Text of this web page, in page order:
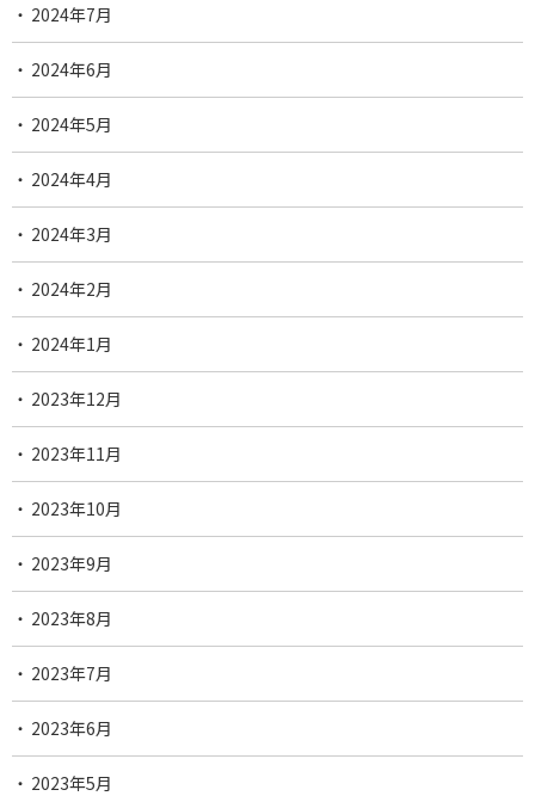
2024年7月
2024年6月
2024年5月
2024年4月
2024年3月
2024年2月
2024年1月
2023年12月
2023年11月
2023年10月
2023年9月
2023年8月
2023年7月
2023年6月
2023年5月